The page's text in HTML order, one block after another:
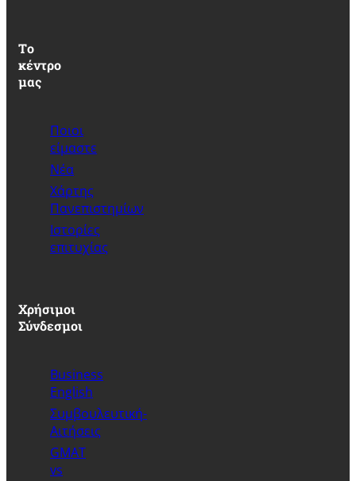
Τo
κέντρο
μας
Ποιοι
είμαστε
Νέα
Xάρτης
Πανεπιστημίων
Ιστορίες
επιτυχίας
Χρήσιμοι
Σύνδεσμοι
Business
English
Συμβουλευτική-
Αιτήσεις
GMAT
vs